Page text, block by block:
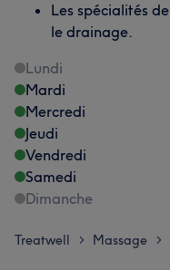
Les spécialités
le drainage.
Lundi
Mardi
Mercredi
Jeudi
Vendredi
Samedi
Dimanche
Treatwell > Massage >